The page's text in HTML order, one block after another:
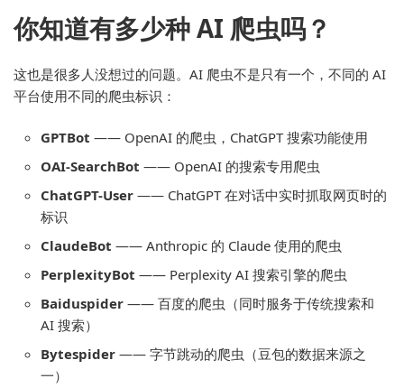
你知道有多少种 AI 爬虫吗？
这也是很多人没想过的问题。AI 爬虫不是只有一个，不同的 AI
平台使用不同的爬虫标识：
GPTBot —— OpenAI 的爬虫，ChatGPT 搜索功能使用
OAI-SearchBot —— OpenAI 的搜索专用爬虫
ChatGPT-User —— ChatGPT 在对话中实时抓取网页时的
标识
ClaudeBot —— Anthropic 的 Claude 使用的爬虫
PerplexityBot —— Perplexity AI 搜索引擎的爬虫
Baiduspider —— 百度的爬虫（同时服务于传统搜索和
AI 搜索）
Bytespider —— 字节跳动的爬虫（豆包的数据来源之
一）